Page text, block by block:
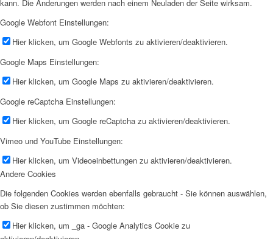
kann. Die Änderungen werden nach einem Neuladen der Seite wirksam.
Google Webfont Einstellungen:
Hier klicken, um Google Webfonts zu aktivieren/deaktivieren.
Google Maps Einstellungen:
Hier klicken, um Google Maps zu aktivieren/deaktivieren.
Google reCaptcha Einstellungen:
Hier klicken, um Google reCaptcha zu aktivieren/deaktivieren.
Vimeo und YouTube Einstellungen:
Hier klicken, um Videoeinbettungen zu aktivieren/deaktivieren.
Andere Cookies
Die folgenden Cookies werden ebenfalls gebraucht - Sie können auswählen,
ob Sie diesen zustimmen möchten:
Hier klicken, um _ga - Google Analytics Cookie zu